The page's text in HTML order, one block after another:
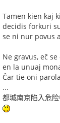
Tamen kien kaj
decidis forkuri
se ni nur povus
Ne gravus, eĉ
en la unuaj
Ĉar tie oni
...
都城南京陷入危